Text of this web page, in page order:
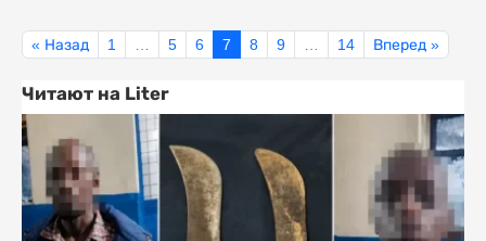
« Назад 1 5 6 7 8 9 14 Вперед »
Читают на Liter